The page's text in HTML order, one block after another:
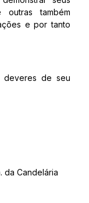
outras também
e por tanto
deveres de seu
da Candelária